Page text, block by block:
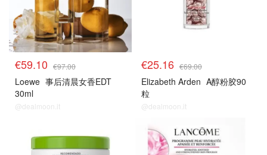
€59.10 €97.00
Loewe 事后清晨女香EDT
30ml
@dealmoon.it
€25.16 €69.00
Elizabeth Arden A醇粉胶90
粒
@dealmoon.it